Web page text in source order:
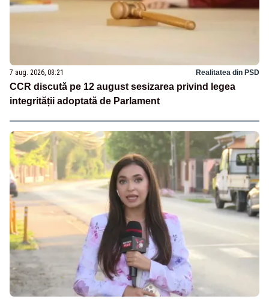
7 aug. 2026, 08:21 Realitatea din PSD
CCR discută pe 12 august sesizarea privind legea
integrității adoptată de Parlament